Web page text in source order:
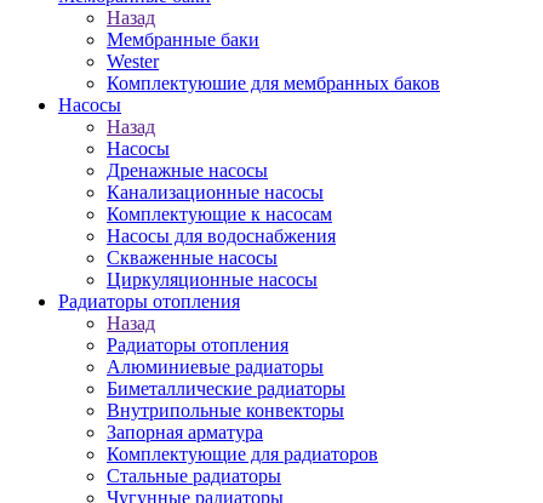
Назад
Мембранные баки
Wester
Комплектуюшие для мембранных баков
Насосы
Назад
Насосы
Дренажные насосы
Канализационные насосы
Комплектующие к насосам
Насосы для водоснабжения
Скваженные насосы
Циркуляционные насосы
Радиаторы отопления
Назад
Радиаторы отопления
Алюминиевые радиаторы
Биметаллические радиаторы
Внутрипольные конвекторы
Запорная арматура
Комплектующие для радиаторов
Стальные радиаторы
Чугунные радиаторы